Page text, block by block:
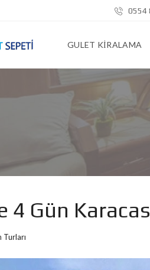
0554
GULET KIRALAMA
4 Gün
Turları